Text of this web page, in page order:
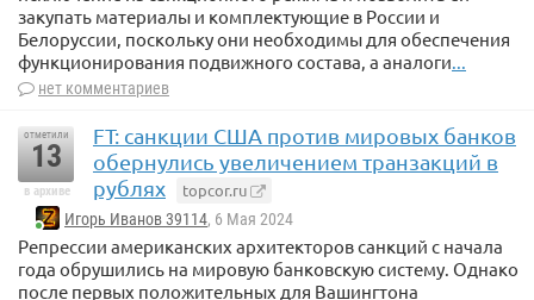
закупать материалы и комплектующие в России и
Белоруссии, поскольку они необходимы для обеспечения
функционирования подвижного состава, а аналоги
нет комментариев
отметили
13
в архиве
FT: санкции США против мировых банков
обернулись увеличением транзакций в
рублях
topcor.ru
Игорь Иванов 39114, 6 Мая 2024
Репрессии американских архитекторов санкций с начала
года обрушились на мировую банковскую систему. Однако
после первых положительных для Вашингтона